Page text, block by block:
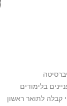
בלימודים
קבלה לתואר ראשון